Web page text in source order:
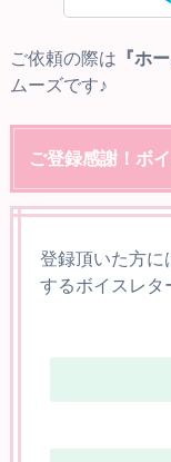
ご依頼の際は 『ホ
ムーズです♪
ご登録感謝！ボ
登録頂いた方に
するボイスレ